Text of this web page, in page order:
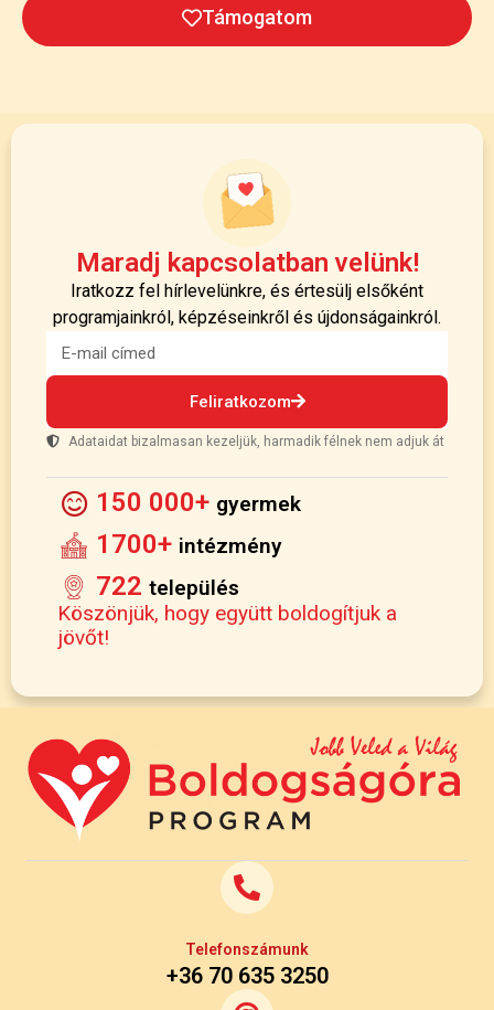
Támogatom
Maradj kapcsolatban velünk!
Iratkozz fel hírlevelünkre, és értesülj elsőként
programjainkról, képzéseinkről és újdonságainkról.
Feliratkozom
Adataidat bizalmasan kezeljük, harmadik félnek nem adjuk át
150 000+ gyermek
1700+ intézmény
722 település
Köszönjük, hogy együtt boldogítjuk a
jövőt!
Telefonszámunk
+36 70 635 3250